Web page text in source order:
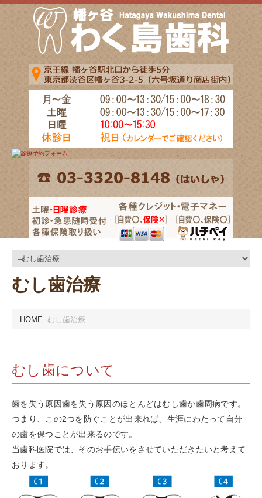
むし歯治療
HOME むし歯治療
むし歯について
歯を失う原因歯を失う原因のほとんどはむし歯か歯周病です。
つまり、この2つを防ぐことが出来れば、生涯にわたって自分
の歯を保つことが出来るのです。
当歯科医院では、そのお手伝いをさせていただきたいと考えて
おります。